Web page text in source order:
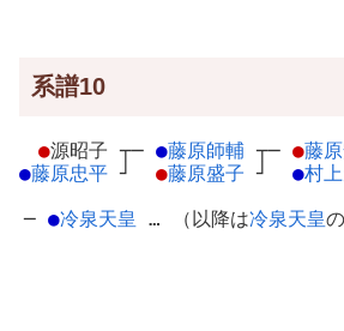
系譜10
●源昭子 ┬
●藤原忠平 ┘
─ ●藤原師輔 ┬
●藤原盛子 ┘
─ ●藤
●村
─ ●冷泉天皇 … （以降は冷泉天皇